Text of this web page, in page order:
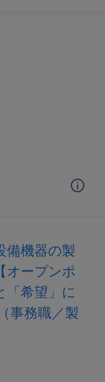
備機器の製
オープンポ
「希望」に
事務職／製